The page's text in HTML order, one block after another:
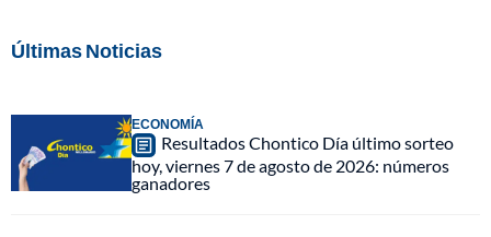
Últimas Noticias
ECONOMÍA
Resultados Chontico Día último sorteo
hoy, viernes 7 de agosto de 2026: números
ganadores